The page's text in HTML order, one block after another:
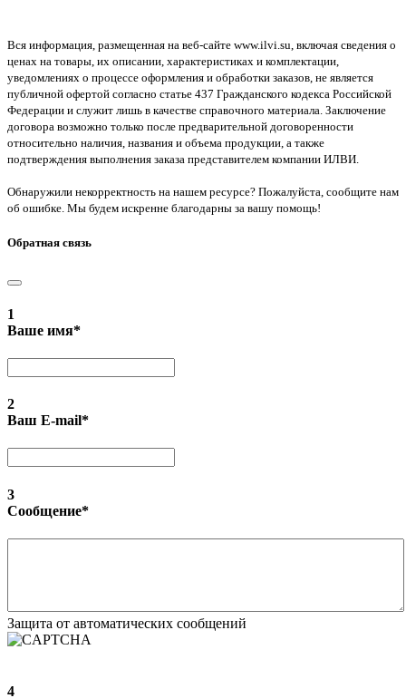
Вся информация, размещенная на веб-сайте www.ilvi.su, включая сведения о
ценах на товары, их описании, характеристиках и комплектации,
уведомлениях о процессе оформления и обработки заказов, не является
публичной офертой согласно статье 437 Гражданского кодекса Российской
Федерации и служит лишь в качестве справочного материала. Заключение
договора возможно только после предварительной договоренности
относительно наличия, названия и объема продукции, а также
подтверждения выполнения заказа представителем компании ИЛВИ.
Обнаружили некорректность на нашем ресурсе? Пожалуйста, сообщите нам
об ошибке. Мы будем искренне благодарны за вашу помощь!
Обратная связь
1
Ваше имя*
2
Ваш E-mail*
3
Сообщение*
Защита от автоматических сообщений
4